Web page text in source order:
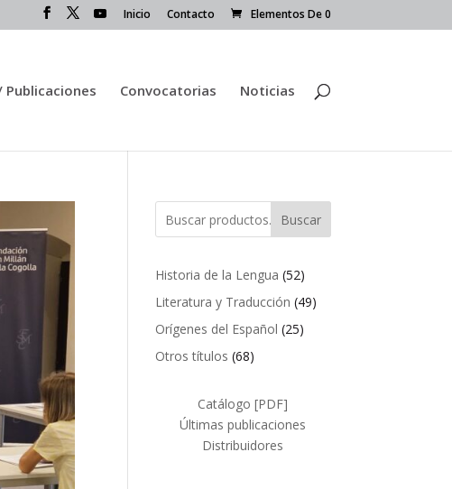
Inicio Contacto Elementos De 0
Publicaciones Convocatorias Noticias
Buscar
Historia de la Lengua 5252
productos
Literatura y Traducción 4949
Orígenes del Español 2525
Otros títulos 6868
Catálogo [PDF]
Últimas publicaciones
Distribuidores